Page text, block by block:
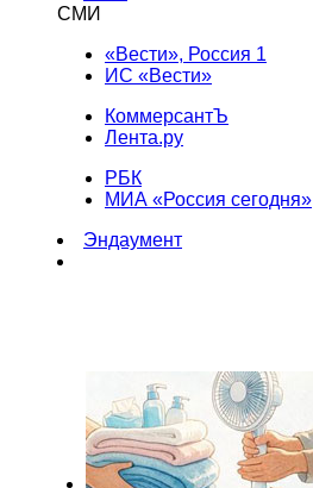
СМИ
«Вести», Россия 1
ИС «Вести»
КоммерсантЪ
Лента.ру
РБК
МИА «Россия сегодня»
Эндаумент